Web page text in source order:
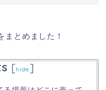
まとめました！
[hide ]